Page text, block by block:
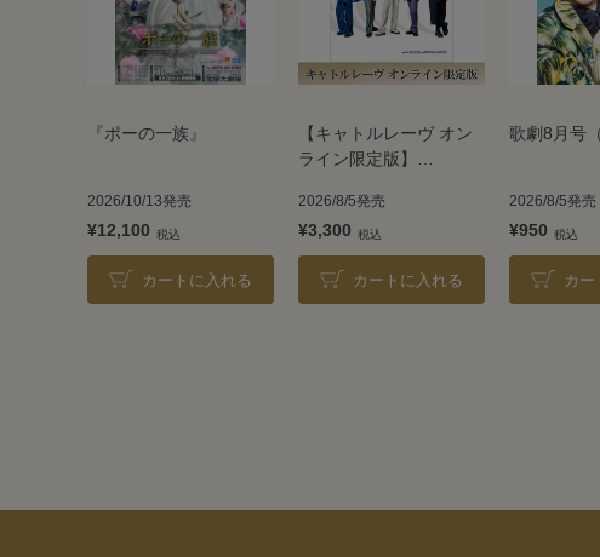
『ポーの一族』
2026/10/13発売
¥12,100
カートに入れる
【キャトルレーヴ オン
ライン限定版】
2026
2026/8/5発売
¥3,300
カートに入れる
歌劇8月号
2026/8/5発売
¥950
カー